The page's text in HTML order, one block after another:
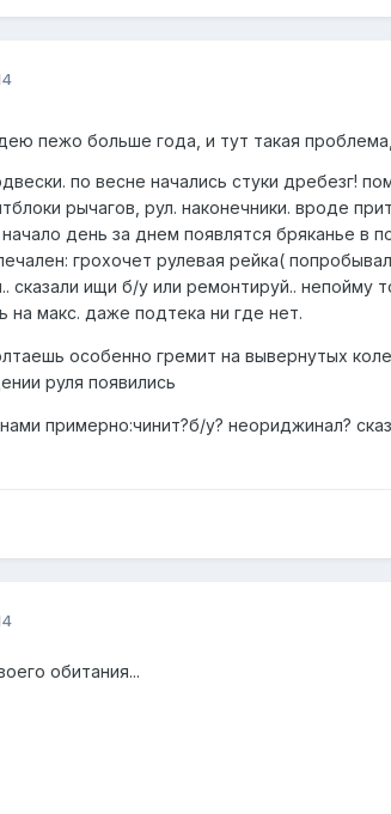
пежо больше года, и тут такая
по весне начались стуки дребезг!
рычагов, рул. наконечники. вроде
день за днем появлятся бряканье в
грохочет рулевая рейка(
сказали ищи б/у или ремонтируй.. непойму
на макс. даже подтека ни где нет.
особенно гремит на вывернутых
руля появились
примерно:чинит?б/у? неориджинал?
обитания...